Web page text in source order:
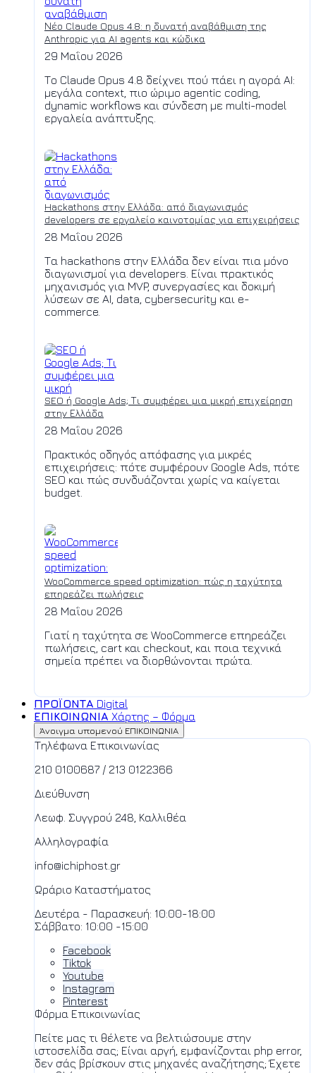
Νέο Claude Opus 4.8: η δυνατή αναβάθμιση της
Anthropic για AI agents και κώδικα
29 Μαΐου 2026
Το Claude Opus 4.8 δείχνει πού πάει η αγορά AI:
μεγάλα context, πιο ώριμο agentic coding,
dynamic workflows και σύνδεση με multi-model
εργαλεία ανάπτυξης.
Hackathons στην Ελλάδα: από διαγωνισμός
developers σε εργαλείο καινοτομίας για επιχειρήσεις
28 Μαΐου 2026
Τα hackathons στην Ελλάδα δεν είναι πια μόνο
διαγωνισμοί για developers. Είναι πρακτικός
μηχανισμός για MVP, συνεργασίες και δοκιμή
λύσεων σε AI, data, cybersecurity και e-
commerce.
SEO ή Google Ads; Τι συμφέρει μια μικρή επιχείρηση
στην Ελλάδα
28 Μαΐου 2026
Πρακτικός οδηγός απόφασης για μικρές
επιχειρήσεις: πότε συμφέρουν Google Ads, πότε
SEO και πώς συνδυάζονται χωρίς να καίγεται
budget.
WooCommerce speed optimization: πώς η ταχύτητα
επηρεάζει πωλήσεις
28 Μαΐου 2026
Γιατί η ταχύτητα σε WooCommerce επηρεάζει
πωλήσεις, cart και checkout, και ποια τεχνικά
σημεία πρέπει να διορθώνονται πρώτα.
ΠΡΟΪΟΝΤΑ Digital
ΕΠΙΚΟΙΝΩΝΙΑ Χάρτης – Φόρμα
Άνοιγμα υπομενού ΕΠΙΚΟΙΝΩΝΙΑ
Τηλέφωνα Επικοινωνίας
210 0100687 / 213 0122366
Διεύθυνση
Λεωφ. Συγγρού 248, Καλλιθέα
Αλληλογραφία
info@ichiphost.gr
Ωράριο Καταστήματος
Δευτέρα - Παρασκευή: 10:00-18:00
Σάββατο: 10:00 -15:00
Facebook
Tiktok
Youtube
Instagram
Pinterest
Φόρμα Επικοινωνίας
Πείτε μας τι θέλετε να βελτιώσουμε στην
ιστοσελίδα σας; Είναι αργή, εμφανίζονται php error,
δεν σάς βρίσκουν στις μηχανές αναζήτησης; Έχετε